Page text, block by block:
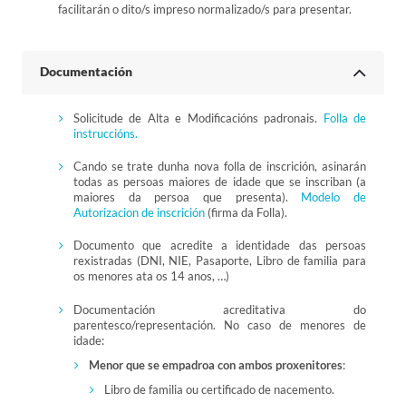
facilitarán o dito/s impreso normalizado/s para presentar.
Documentación
Solicitude de Alta e Modificacións padronais. Folla de
instruccións.
Cando se trate dunha nova folla de inscrición, asinarán
todas as persoas maiores de idade que se inscriban (a
maiores da persoa que presenta). Modelo de
Autorizacion de inscrición(firma da Folla).
Documento que acredite a identidade das persoas
rexistradas (DNI, NIE, Pasaporte, Libro de familia para
os menores ata os 14 anos, …)
Documentación acreditativa do
parentesco/representación. No caso de menores de
idade:
Menor que se empadroa con ambos proxenitores:
Libro de familia ou certificado de nacemento.